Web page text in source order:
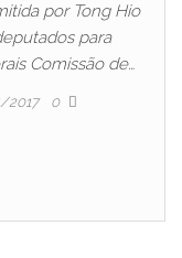
por Tong Hio
para
Comissão de…
2017 0